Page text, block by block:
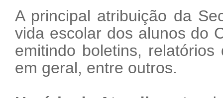
A principal atribuição da
vida escolar dos alunos do
emitindo boletins,
em geral, entre outros.